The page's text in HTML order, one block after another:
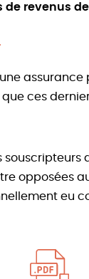
revenus de
ces
opposées
eu